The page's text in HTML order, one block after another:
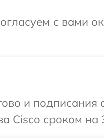
с вами
и
Cisco сроком на